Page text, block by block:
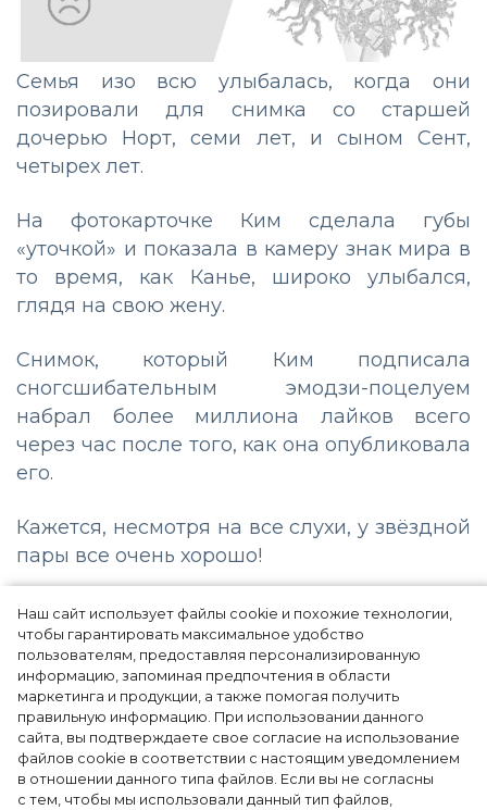
Наш сайт использует файлы cookie и похожие технологии,
чтобы гарантировать максимальное удобство
пользователям, предоставляя персонализированную
информацию, запоминая предпочтения в области
маркетинга и продукции, а также помогая получить
правильную информацию. При использовании данного
сайта, вы подтверждаете свое согласие на использование
файлов cookie в соответствии с настоящим уведомлением
в отношении данного типа файлов. Если вы не согласны
с тем, чтобы мы использовали данный тип файлов,
Семья изо всю улыбалась, когда они
позировали для снимка со старшей
дочерью Норт, семи лет, и сыном Сент,
четырех лет.
На фотокарточке Ким сделала губы
«уточкой» и показала в камеру знак мира в
то время, как Канье, широко улыбался,
глядя на свою жену.
Снимок, который Ким подписала
сногсшибательным эмодзи-поцелуем
набрал более миллиона лайков всего
через час после того, как она опубликовала
его.
Кажется, несмотря на все слухи, у звёздной
пары все очень хорошо!